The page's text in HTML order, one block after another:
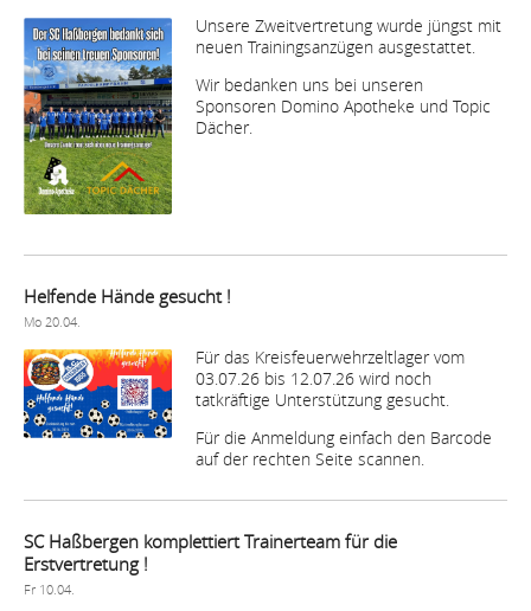
Unsere Zweitvertretung wurde jüngst mit
neuen Trainingsanzügen ausgestattet.
Wir bedanken uns bei unseren
Sponsoren Domino Apotheke und Topic
Dächer.
Helfende Hände gesucht !
Mo 20.04.
Für das Kreisfeuerwehrzeltlager vom
03.07.26 bis 12.07.26 wird noch
tatkräftige Unterstützung gesucht.
Für die Anmeldung einfach den Barcode
auf der rechten Seite scannen.
SC Haßbergen komplettiert Trainerteam für die
Erstvertretung !
Fr 10.04.